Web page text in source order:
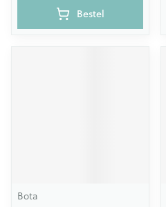
Bestel
Bota